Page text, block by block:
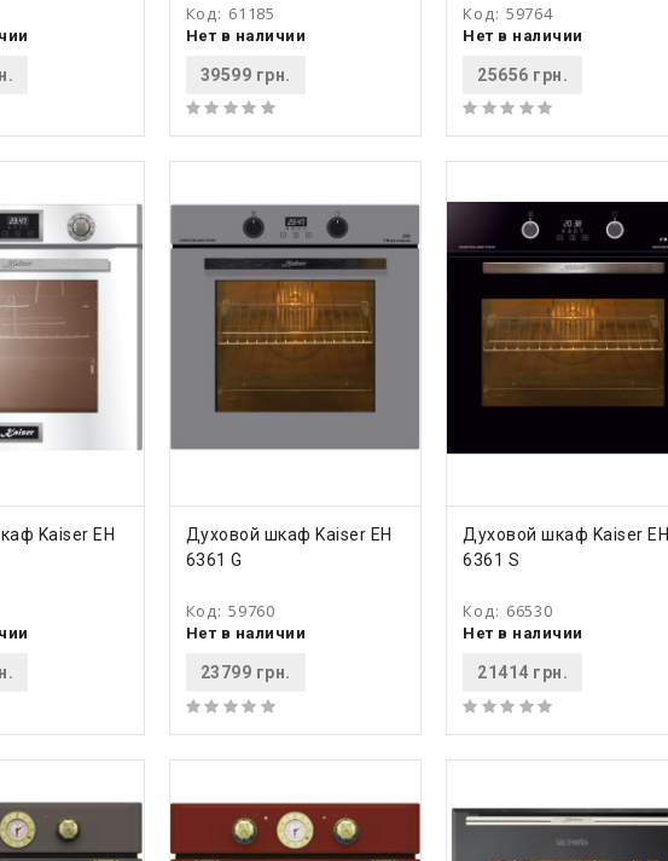
Код: 61185
Нет в наличии
39599 грн.
Код: 59764
Нет в наличии
25656 грн.
Kaiser EH
КУПИТЬ
Духовой шкаф Kaiser EH
6361 G
Код:59760
Нет в наличии
23799 грн.
КУПИТЬ
Духовой шкаф Kaiser EH
6361 S
Код: 66530
Нет в наличии
21414 грн.